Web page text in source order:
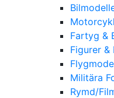
Fartyg &
Figurer &
Militära
Rymd/